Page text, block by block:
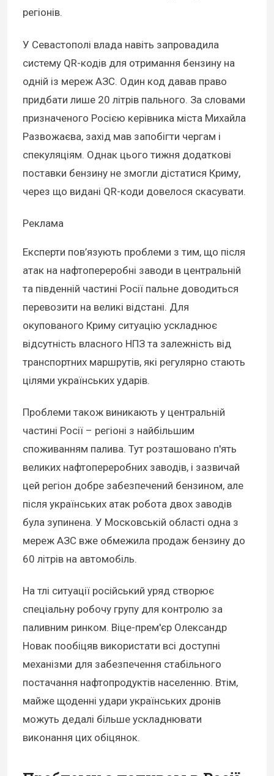
регіонів.
У Севастополі влада навіть запровадила
систему QR-кодів для отримання бензину на
одній із мереж АЗС. Один код давав право
придбати лише 20 літрів пального. За словами
призначеного Росією керівника міста Михайла
Развожаєва, захід мав запобігти чергам і
спекуляціям. Однак цього тижня додаткові
поставки бензину не змогли дістатися Криму,
через що видані QR-коди довелося скасувати.
Реклама
Експерти пов’язують проблеми з тим, що після
атак на нафтопереробні заводи в центральній
та південній частині Росії пальне доводиться
перевозити на великі відстані. Для
окупованого Криму ситуацію ускладнює
відсутність власного НПЗ та залежність від
транспортних маршрутів, які регулярно стають
цілями українських ударів.
Проблеми також виникають у центральній
частині Росії ­– регіоні з найбільшим
споживанням палива. Тут розташовано п'ять
великих нафтопереробних заводів, і зазвичай
цей регіон добре забезпечений бензином, але
після українських атак робота двох заводів
була зупинена. У Московській області одна з
мереж АЗС вже обмежила продаж бензину до
60 літрів на автомобіль.
На тлі ситуації російський уряд створює
спеціальну робочу групу для контролю за
паливним ринком. Віце-прем'єр Олександр
Новак пообіцяв використати всі доступні
механізми для забезпечення стабільного
постачання нафтопродуктів населенню. Втім,
майже щоденні удари українських дронів
можуть дедалі більше ускладнювати
виконання цих обіцянок.